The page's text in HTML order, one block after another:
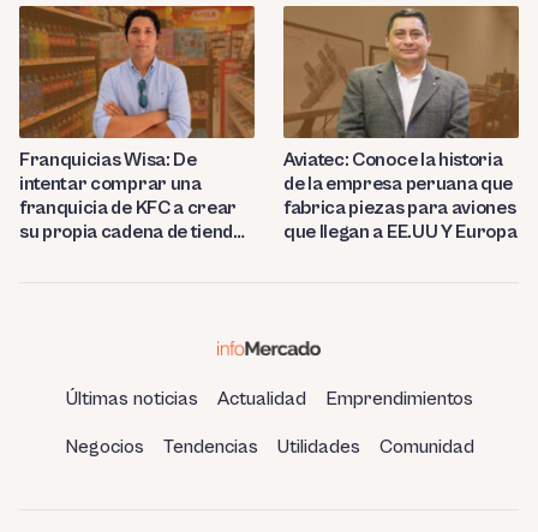
en Perú
Franquicias Wisa: De
intentar comprar una
franquicia de KFC a crear
su propia cadena de tiendas
Aviatec: Conoce la historia
de la empresa peruana que
fabrica piezas para aviones
que llegan a EE.UU Y Europa
Últimas noticias Actualidad Emprendimientos
Negocios Tendencias Utilidades Comunidad